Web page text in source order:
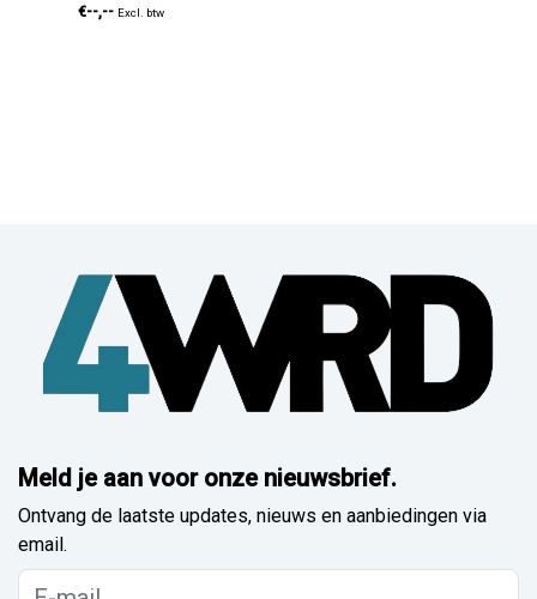
€--,-- Excl. btw
Meld je aan voor onze nieuwsbrief.
Ontvang de laatste updates, nieuws en aanbiedingen via
email.